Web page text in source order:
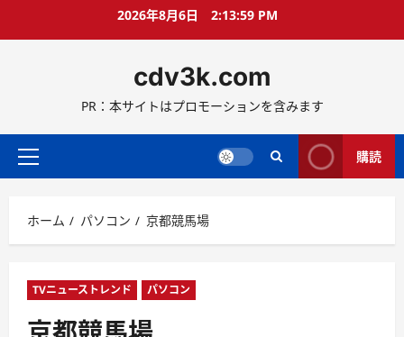
ス
ッ
2026年8月6日 2:14:00 PM
cdv3k.com
PR：本サイトはプロモーションを含みます
メ
メ
ニ
ー
購読
ホーム パソコン 京都競馬場
TVニューストレンド パソコン